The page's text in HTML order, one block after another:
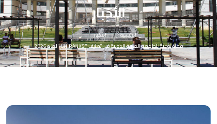
الأخبار
الرئيسية
الأخبار
قفزة نوعية للجامعة العربية الدولية في تصنيف "UNIRANKS" لعام 2026